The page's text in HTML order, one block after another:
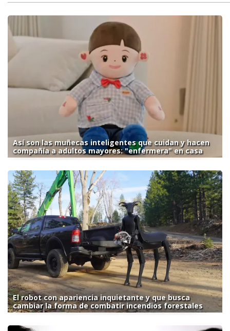
Así son las muñecas inteligentes que cuidan y hacen
compañía a adultos mayores: "enfermera" en casa
El robot con apariencia inquietante y que busca
cambiar la forma de combatir incendios forestales